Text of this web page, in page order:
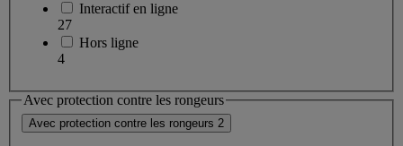
Interactif en ligne
27
Hors ligne
4
Avec protection contre les rongeurs
Avec protection contre les rongeurs 2